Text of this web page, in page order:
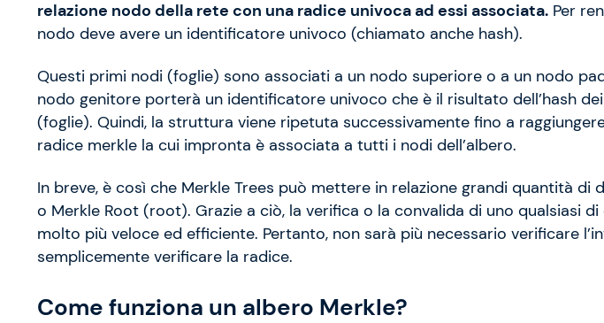
relazione nodo della rete con una radice univoca ad essi associata. Per
nodo deve avere un identificatore univoco (chiamato anche hash).
Questi primi nodi (foglie) sono associati a un nodo superiore o a un nodo
nodo genitore porterà un identificatore univoco che è il risultato dell’hash
(foglie). Quindi, la struttura viene ripetuta successivamente fino a
radice merkle la cui impronta è associata a tutti i nodi dell’albero.
In breve, è così che Merkle Trees può mettere in relazione grandi quantità di
o Merkle Root (root). Grazie a ciò, la verifica o la convalida di uno qualsiasi
molto più veloce ed efficiente. Pertanto, non sarà più necessario verificare
semplicemente verificare la radice.
Come funziona un albero Merkle?